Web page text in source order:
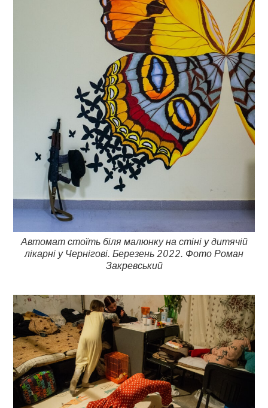
Автомат стоїть біля малюнку на стіні у дитячій
лікарні у Чернігові. Березень 2022. Фото Роман
Закревський